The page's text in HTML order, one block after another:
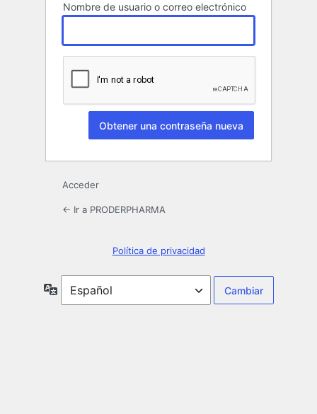
Nombre de usuario o correo electrónico
Acceder
← Ir a PRODERPHARMA
Política de privacidad
Idioma